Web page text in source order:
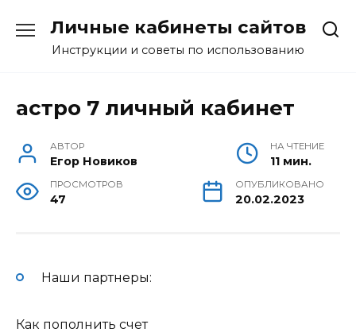
содержанию
Личные кабинеты сайтов
Инструкции и советы по использованию
астро 7 личный кабинет
АВТОР
Егор Новиков
НА ЧТЕНИЕ
11 мин.
ПРОСМОТРОВ
47
ОПУБЛИКОВАНО
20.02.2023
Наши партнеры:
Как пополнить счет